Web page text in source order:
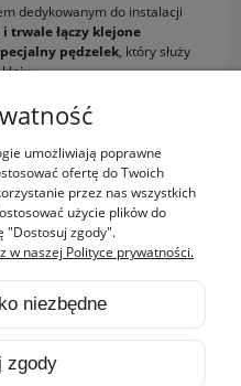
dedykowanym do instalacji
i trwale łączy klejone
pędzelek, który służy
umożliwiają poprawne
ofertę do Twoich
przez nas wszystkich
użycie plików do
"Dostosuj zgody".
w naszej Polityce prywatności.
niezbędne
zgody